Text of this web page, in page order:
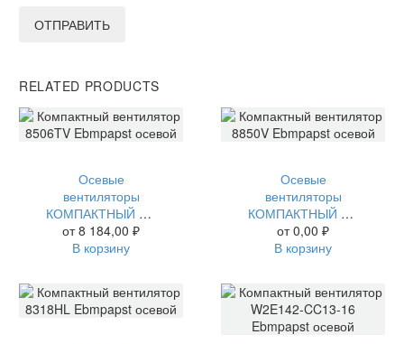
ОТПРАВИТЬ
RELATED PRODUCTS
Осевые
вентиляторы
КОМПАКТНЫЙ ВЕНТИЛЯТОР 8506TV EBMPAPST ОСЕВОЙ
от8 184,00 ₽
В корзину
Осевые
вентиляторы
КОМПАКТНЫЙ ВЕНТИЛЯТОР 8850V EBMPAPST ОСЕВОЙ
от0,00 ₽
В корзину